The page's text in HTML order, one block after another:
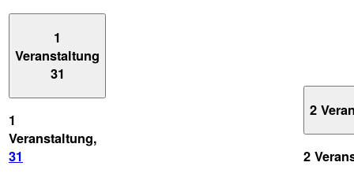
1
Veranstaltung
31
1
Veranstaltung,
31
2
2